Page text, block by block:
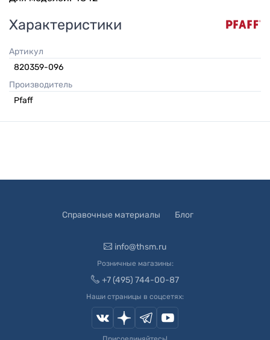
Характеристики
Артикул
820359-096
Производитель
Pfaff
Справочные материалы Блог
info@thsm.ru
Розничные магазины:
+7 (495) 744-00-87
Наши страницы в соцсетях: